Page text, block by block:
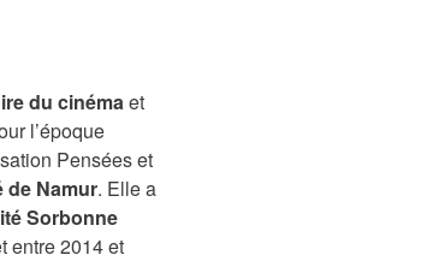
du cinéma et
l’époque
Pensées et
de Namur. Elle a
Sorbonne
entre 2014 et